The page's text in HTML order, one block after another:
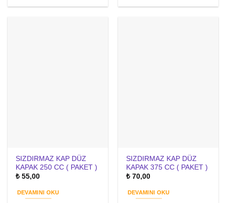
SIZDIRMAZ KAP DÜZ
KAPAK 250 CC ( PAKET )
₺ 55,00
DEVAMINI OKU
SIZDIRMAZ KAP DÜZ
KAPAK 375 CC ( PAKET )
₺ 70,00
DEVAMINI OKU